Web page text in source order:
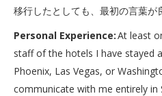
移行したとしても、最初の言葉が
Personal Experience:At least
staff of the hotels I have stayed
Phoenix, Las Vegas, or
communicate with me entirely in